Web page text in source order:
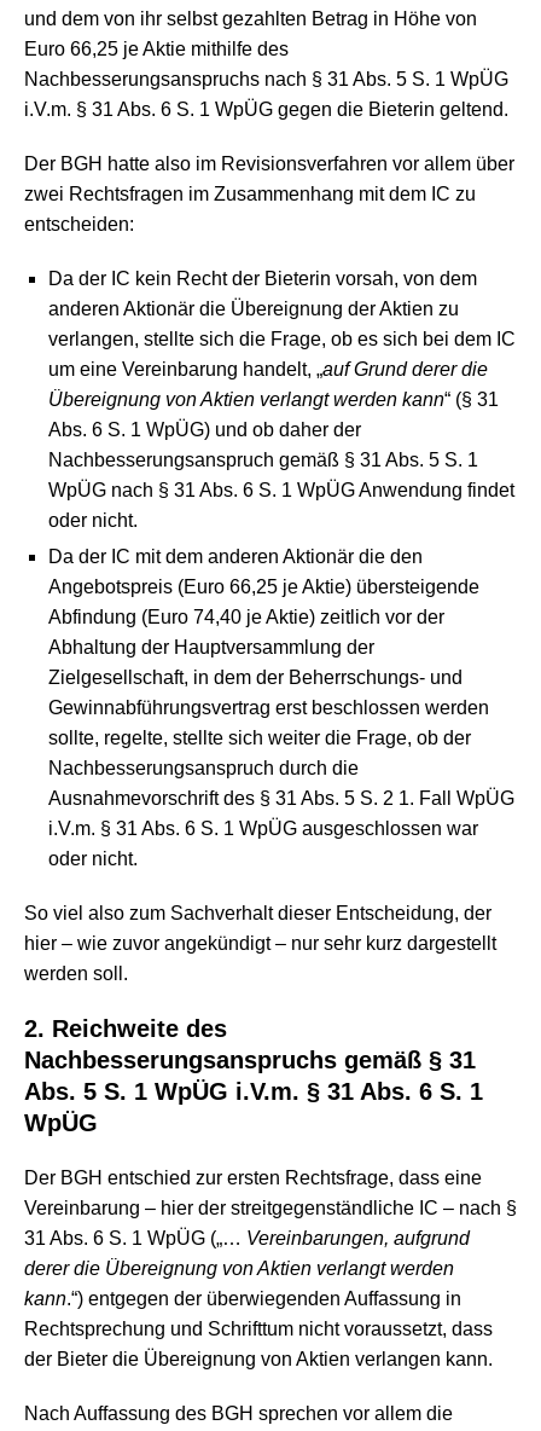
und dem von ihr selbst gezahlten Betrag in Höhe von
Euro 66,25 je Aktie mithilfe des
Nachbesserungsanspruchs nach § 31 Abs. 5 S. 1 WpÜG
i.V.m. § 31 Abs. 6 S. 1 WpÜG gegen die Bieterin geltend.
Der BGH hatte also im Revisionsverfahren vor allem über
zwei Rechtsfragen im Zusammenhang mit dem IC zu
entscheiden:
Da der IC kein Recht der Bieterin vorsah, von dem
anderen Aktionär die Übereignung der Aktien zu
verlangen, stellte sich die Frage, ob es sich bei dem IC
um eine Vereinbarung handelt, „auf Grund derer die
Übereignung von Aktien verlangt werden kann“ (§ 31
Abs. 6 S. 1 WpÜG) und ob daher der
Nachbesserungsanspruch gemäß § 31 Abs. 5 S. 1
WpÜG nach § 31 Abs. 6 S. 1 WpÜG Anwendung findet
oder nicht.
Da der IC mit dem anderen Aktionär die den
Angebotspreis (Euro 66,25 je Aktie) übersteigende
Abfindung (Euro 74,40 je Aktie) zeitlich vor der
Abhaltung der Hauptversammlung der
Zielgesellschaft, in dem der Beherrschungs- und
Gewinnabführungsvertrag erst beschlossen werden
sollte, regelte, stellte sich weiter die Frage, ob der
Nachbesserungsanspruch durch die
Ausnahmevorschrift des § 31 Abs. 5 S. 2 1. Fall WpÜG
i.V.m. § 31 Abs. 6 S. 1 WpÜG ausgeschlossen war
oder nicht.
So viel also zum Sachverhalt dieser Entscheidung, der
hier – wie zuvor angekündigt – nur sehr kurz dargestellt
werden soll.
2. Reichweite des
Nachbesserungsanspruchs gemäß § 31
Abs. 5 S. 1 WpÜG i.V.m. § 31 Abs. 6 S. 1
WpÜG
Der BGH entschied zur ersten Rechtsfrage, dass eine
Vereinbarung – hier der streitgegenständliche IC – nach §
31 Abs. 6 S. 1 WpÜG („… Vereinbarungen, aufgrund
derer die Übereignung von Aktien verlangt werden
kann.“) entgegen der überwiegenden Auffassung in
Rechtsprechung und Schrifttum nicht voraussetzt, dass
der Bieter die Übereignung von Aktien verlangen kann.
Nach Auffassung des BGH sprechen vor allem die